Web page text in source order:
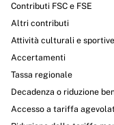
Contributi FSC e FSE
Altri contributi
Attività culturali e sportive
Accertamenti
Tassa regionale
Decadenza o riduzione
Accesso a tariffa